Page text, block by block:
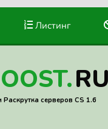
Листинг
RU
Раскрутка серверов CS 1.6